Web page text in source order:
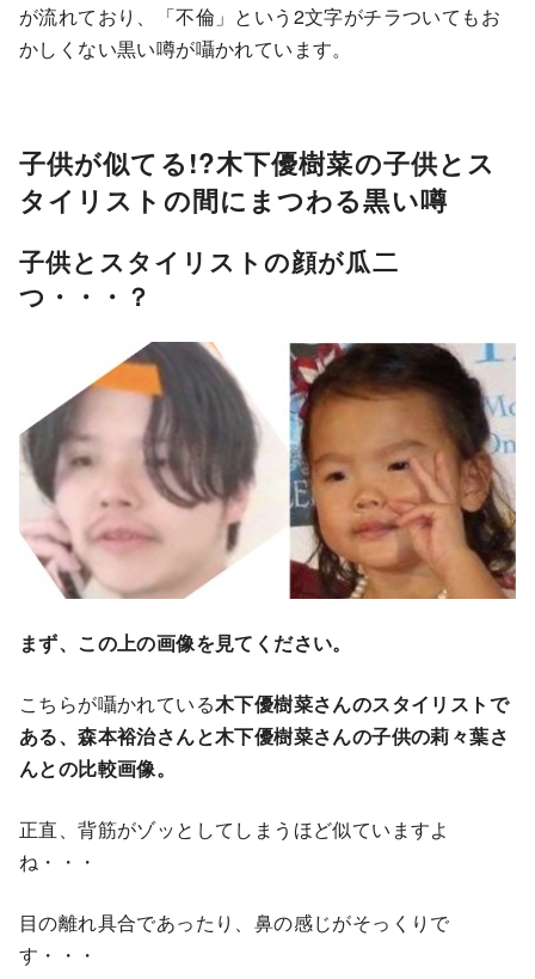
が流れており、「不倫」という2文字がチラついてもお
かしくない黒い噂が囁かれています。
子供が似てる!?木下優樹菜の子供とス
タイリストの間にまつわる黒い噂
子供とスタイリストの顔が瓜二
つ・・・？
まず、この上の画像を見てください。
こちらが囁かれている木下優樹菜さんのスタイリストで
ある、森本裕治さんと木下優樹菜さんの子供の莉々葉さ
んとの比較画像。
正直、背筋がゾッとしてしまうほど似ていますよ
ね・・・
目の離れ具合であったり、鼻の感じがそっくりで
す・・・